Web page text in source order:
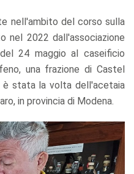
nell'ambito del corso sulla
nel 2022 dall'associazione
24 maggio al caseificio
una frazione di Castel
è stata la volta dell'acetaia
in provincia di Modena.